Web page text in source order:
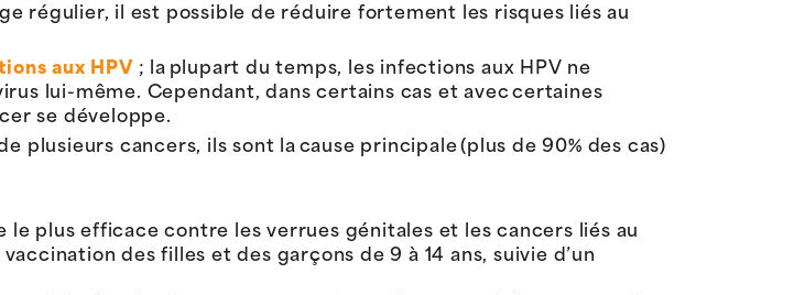
régulier, il est possible de réduire fortement les risques liés au
aux HPV ; la plupart du temps, les infections aux HPV ne
lui-même. Cependant, dans certains cas et avec certaines
se développe.
plusieurs cancers, ils sont la cause principale (plus de 90% des cas)
plus efficace contre les verrues génitales et les cancers liés au
des filles et des garçons de 9 à 14 ans, suivie d’un